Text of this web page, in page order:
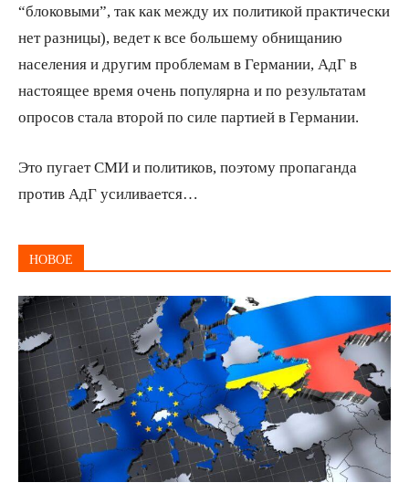
“блоковыми”, так как между их политикой практически
нет разницы), ведет к все большему обнищанию
населения и другим проблемам в Германии, АдГ в
настоящее время очень популярна и по результатам
опросов стала второй по силе партией в Германии.
Это пугает СМИ и политиков, поэтому пропаганда
против АдГ усиливается…
НОВОЕ